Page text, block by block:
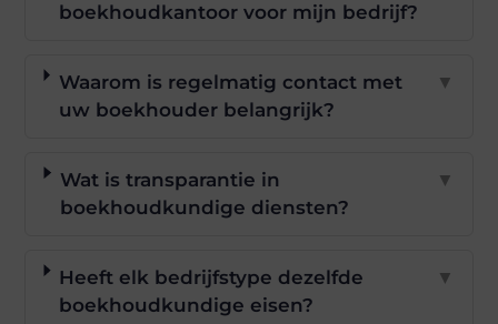
boekhoudkantoor voor mijn bedrijf?
Waarom is regelmatig contact met
uw boekhouder belangrijk?
▼
Wat is transparantie in
boekhoudkundige diensten?
▼
Heeft elk bedrijfstype dezelfde
boekhoudkundige eisen?
▼